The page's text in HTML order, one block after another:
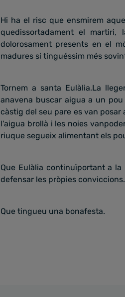
Hi ha el risc que ensmirem
quedissortadament el martiri,
dolorosament presents en el
madures si tinguéssim més
Tornem a santa Eulàlia.La
anavena buscar aigua a un
càstig del seu pare es van
l'aigua brollà i les noies
riuque segueix alimentant els
Que Eulàlia continuïportant a
defensar les pròpies conviccions.
Que tingueu una bonafesta.